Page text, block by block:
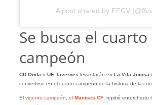
A post shared by FFCV
Se busca el cuarto
campeón
CD Onda o UE Tavernes levantarán en La Vila Joiosa
convertirse en el cuarto campeón de la historia de la
El vigente campeón, el Manises CF, repitió entorchado